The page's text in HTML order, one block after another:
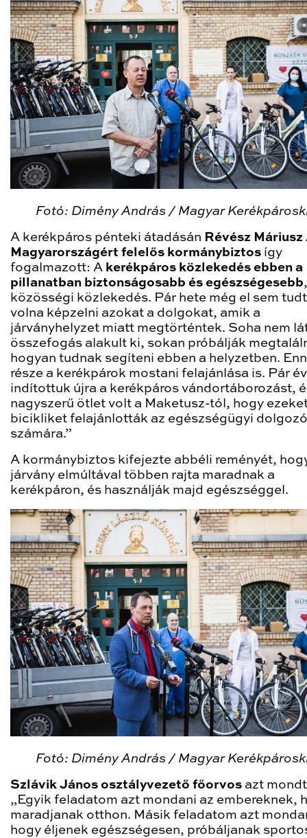
Fotó: Dimény András / Magyar
A kerékpáros pénteki átadásán Révész
Magyarországért felelős kormánybiztos így
fogalmazott: A kerékpáros közlekedés ebben a
pillanatban biztonságosabb és egészségesebb
közösségi közlekedés. Pár hete még el sem
volna képzelni azokat a dolgokat, amik a
járványhelyzet miatt megtörténtek. Soha nem
összefogás alakult ki, sokan próbálják
hogyan tudnak segíteni ebben a helyzetben.
része a kerékpárok mostani felajánlása is. Pár
indítottuk újra a kerékpáros vándortáborozást,
nagyszerű ötlet volt a Maketusz-tól, hogy
bicikliket felajánlották az egészségügyi
számára.”
A kormánybiztos kifejezte abbéli reményét,
járvány elmúltával többen rajta maradnak a
kerékpáron, és használják majd egészséggel.
Fotó: Dimény András / Magyar
Szlávik János osztályvezető főorvos azt
„Egyik feladatom azt mondani az embereknek,
maradjanak otthon. Másik feladatom azt
hogy éljenek egészségesen, próbáljanak